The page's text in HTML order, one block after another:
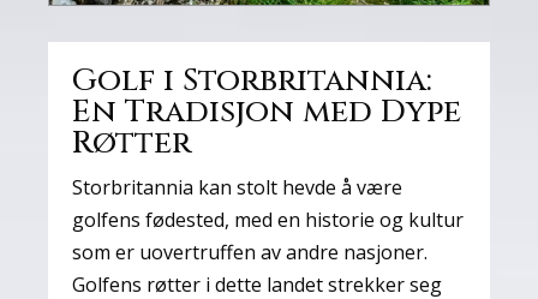
Golf i Storbritannia:
En Tradisjon med Dype
Røtter
Storbritannia kan stolt hevde å være
golfens fødested, med en historie og kultur
som er uovertruffen av andre nasjoner.
Golfens røtter i dette landet strekker seg